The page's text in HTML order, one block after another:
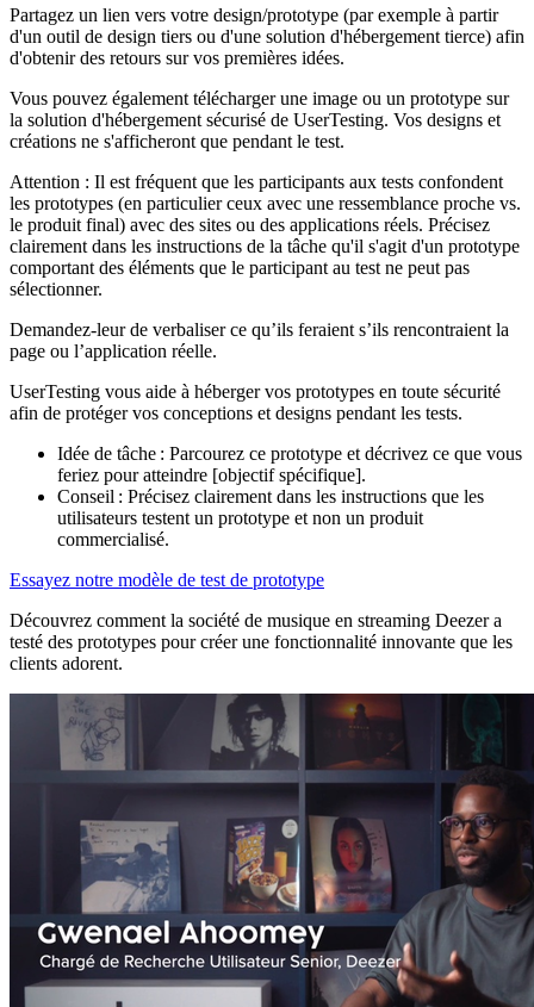
Partagez un lien vers votre design/prototype (par exemple à partir
d'un outil de design tiers ou d'une solution d'hébergement tierce) afin
d'obtenir des retours sur vos premières idées.
Vous pouvez également télécharger une image ou un prototype sur
la solution d'hébergement sécurisé de UserTesting. Vos designs et
créations ne s'afficheront que pendant le test.
Attention : Il est fréquent que les participants aux tests confondent
les prototypes (en particulier ceux avec une ressemblance proche vs.
le produit final) avec des sites ou des applications réels. Précisez
clairement dans les instructions de la tâche qu'il s'agit d'un prototype
comportant des éléments que le participant au test ne peut pas
sélectionner.
Demandez-leur de verbaliser ce qu’ils feraient s’ils rencontraient la
page ou l’application réelle.
UserTesting vous aide à héberger vos prototypes en toute sécurité
afin de protéger vos conceptions et designs pendant les tests.
Idée de tâche : Parcourez ce prototype et décrivez ce que vous
feriez pour atteindre [objectif spécifique].
Conseil : Précisez clairement dans les instructions que les
utilisateurs testent un prototype et non un produit
commercialisé.
Essayez notre modèle de test de prototype
Découvrez comment la société de musique en streaming Deezer a
testé des prototypes pour créer une fonctionnalité innovante que les
clients adorent.